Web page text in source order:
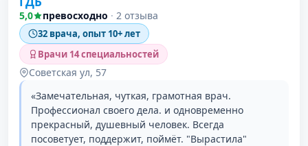
5,0 превосходно · 2 отзыва
32 врача, опыт 10+ лет
Врачи 14 специальностей
Советская ул, 57
«Замечательная, чуткая, грамотная врач.
Профессионал своего дела. и одновременно
прекрасный, душевный человек. Всегда
посоветует, поддержит, поймёт. "Вырастила"